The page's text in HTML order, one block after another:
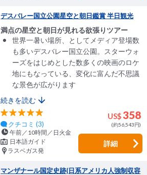
デスバレー国立公園星空と朝日鑑賞 半日観光
満点の星空と朝日が見れる欲張りツアー
世界一暑い場所、としてメディア登場数
も多いデスバレー国立公園。スターウォ
ーズをはじめとした数多くの映画のロケ
地にもなっている、変化に富んだ不思議
な景色が広がります
続きを読む
US$358
(約56,543円)
クチコミ (3)
午前／10時間／日火金
日本語ガイド
ラスベガス発
詳細
マンザナール国定史跡(日系アメリカ人強制収容